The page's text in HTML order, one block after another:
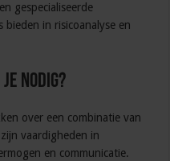
gespecialiseerde
bieden in risicoanalyse en
nodig?
over een combinatie van
vaardigheden in
en communicatie.